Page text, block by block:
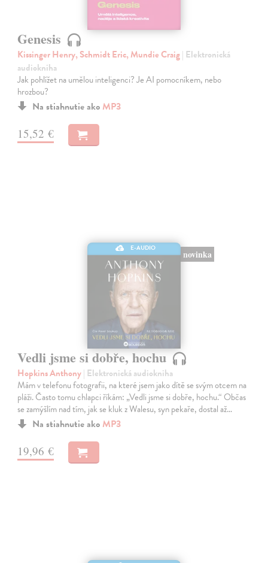
Genesis
Kissinger Henry, Schmidt Eric, Mundie Craig| Elektronická
audiokniha
Jak pohlížet na umělou inteligenci? Je AI pomocníkem, nebo
hrozbou?
Na stiahnutie ako MP3
15,52 €
E-AUDIO
novinka
Vedli jsme si dobře, hochu
Hopkins Anthony| Elektronická audiokniha
Mám v telefonu fotografii, na které jsem jako dítě se svým otcem na
pláži. Často tomu chlapci říkám: „Vedli jsme si dobře, hochu.“ Občas
se zamýšlím nad tím, jak se kluk z Walesu, syn pekaře, dostal až…
Na stiahnutie ako MP3
19,96 €